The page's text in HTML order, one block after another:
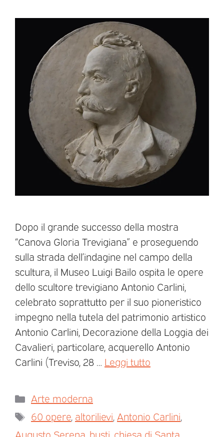
Dopo il grande successo della mostra
“Canova Gloria Trevigiana” e proseguendo
sulla strada dell’indagine nel campo della
scultura, il Museo Luigi Bailo ospita le opere
dello scultore trevigiano Antonio Carlini,
celebrato soprattutto per il suo pioneristico
impegno nella tutela del patrimonio artistico
Antonio Carlini, Decorazione della Loggia dei
Cavalieri, particolare, acquerello Antonio
Carlini (Treviso, 28 … Leggi tutto
Arte moderna
60 opere, altorilievi, Antonio Carlini,
Augusto Serena busti chiesa di Santa